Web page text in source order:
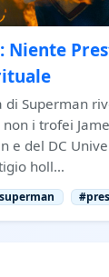
Niente
di Superman
i trofei
e del DC
holl…